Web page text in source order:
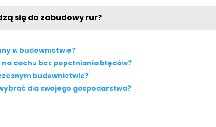
się do zabudowy rur?
w budownictwie?
dachu bez popełniania błędów?
budownictwie?
dla swojego gospodarstwa?